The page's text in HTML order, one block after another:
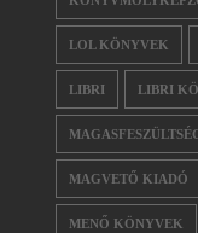
LOL KÖNYVEK
LIBRI LIBRI
MAGVETŐ KIADÓ
MENŐ KÖNYVEK